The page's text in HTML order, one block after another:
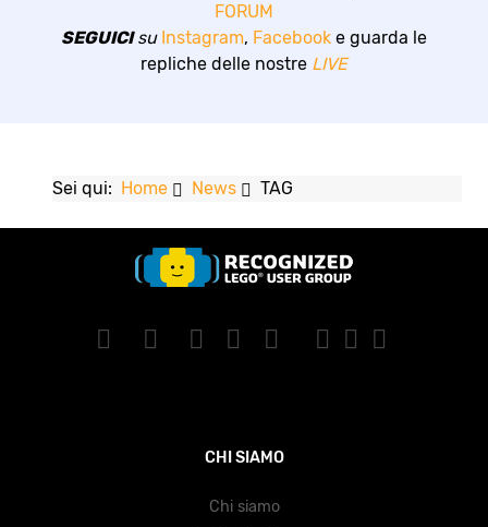
FORUM
SEGUICIsu Instagram, Facebook e guarda le
repliche delle nostre LIVE
Sei qui: Home News TAG
CHI SIAMO
Chi siamo